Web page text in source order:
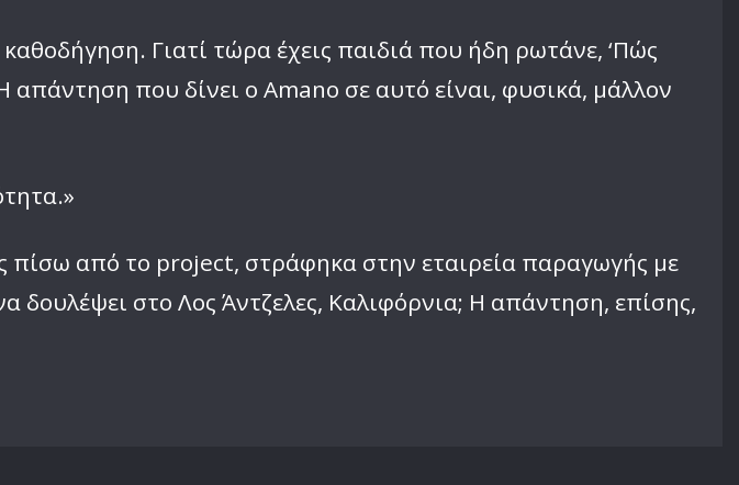
Γιατί τώρα έχεις παιδιά που ήδη ρωτάνε, ‘Πώς
απάντηση που δίνει ο Amano σε αυτό είναι, φυσικά, μάλλον
πίσω από το project, στράφηκα στην εταιρεία παραγωγής με
δουλέψει στο Λος Άντζελες, Καλιφόρνια; Η απάντηση, επίσης,